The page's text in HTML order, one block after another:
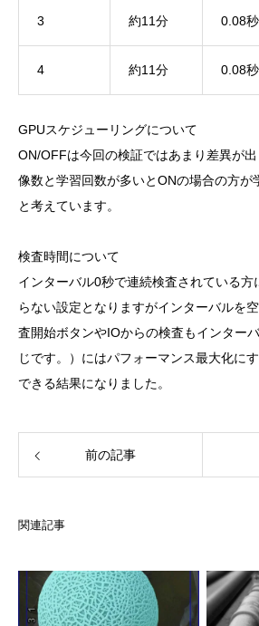
3 約11分 0.08秒
4 約11分 0.08秒
GPUスケジューリングについて
ON/OFFは今回の検証ではあまり差異が
像数と学習回数が多いとONの場合の方が
と考えています。
検査時間について
インターバル0秒で連続検査されている方
らない設定となりますがインターバルを
査開始ボタンやIOからの検査もインター
じです。）にはパフォーマンス最大化に
できる結果になりました。
前の記事
関連記事